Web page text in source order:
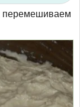
перемешиваем